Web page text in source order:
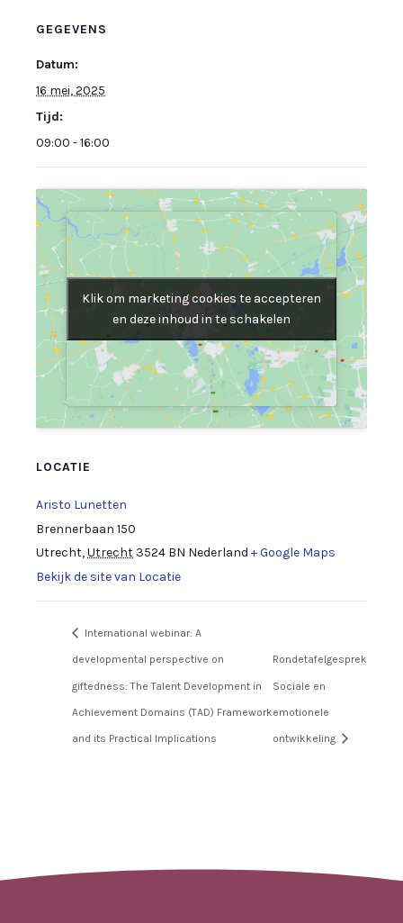
GEGEVENS
Datum:
16 mei, 2025
Tijd:
09:00 - 16:00
LOCATIE
Aristo Lunetten
Brennerbaan 150
Utrecht,Utrecht 3524 BN Nederland + Google Maps
Bekijk de site van Locatie
Klik om marketing cookies te accepteren
en deze inhoud in te schakelen
Klik om marketing cookies te accepteren
en deze inhoud in te schakelen
International webinar: A
developmental perspective on
giftedness: The Talent Development in
Achievement Domains (TAD) Framework
and its Practical Implications
Rondetafelgesprek
Sociale en
emotionele
ontwikkeling